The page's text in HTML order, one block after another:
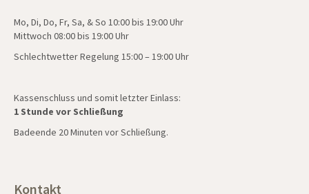
Mo, Di, Do, Fr, Sa, & So 10:00 bis 19:00 Uhr
Mittwoch 08:00 bis 19:00 Uhr
Schlechtwetter Regelung 15:00 – 19:00 Uhr
Kassenschluss und somit letzter Einlass:
1 Stunde vor Schließung
Badeende 20 Minuten vor Schließung.
Kontakt